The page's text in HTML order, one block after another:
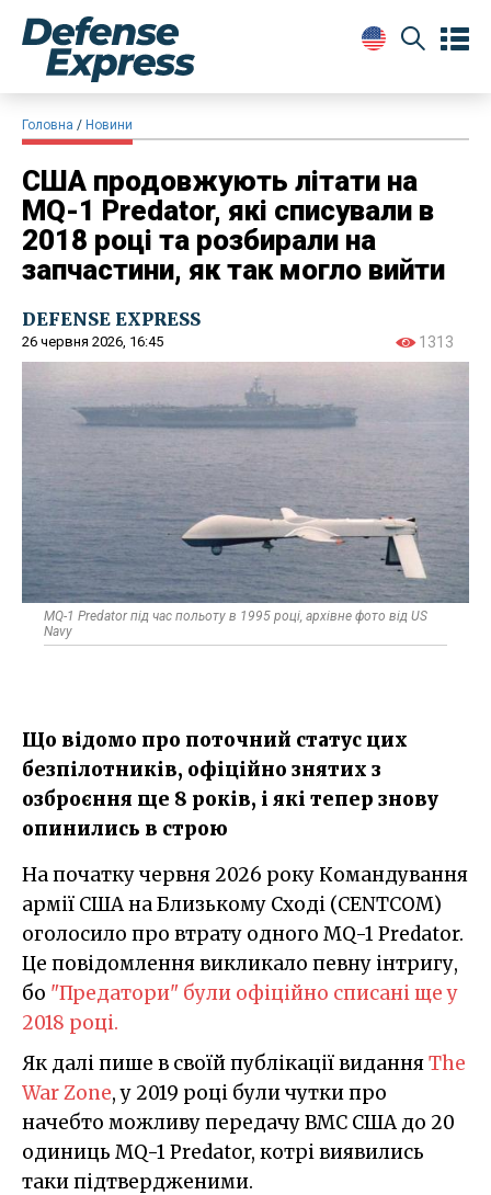
Головна Новини
США продовжують літати на
MQ-1 Predator, які списували в
2018 році та розбирали на
запчастини, як так могло вийти
DEFENSE EXPRESS
26 червня 2026, 16:45 1313
MQ-1 Predator під час польоту в 1995 році, архівне фото від US
Navy
Що відомо про поточний статус цих
безпілотників, офіційно знятих з
озброєння ще 8 років, і які тепер знову
опинились в строю
На початку червня 2026 року Командування
армії США на Близькому Сході (CENTCOM)
оголосило про втрату одного MQ-1 Predator.
Це повідомлення викликало певну інтригу,
бо "Предатори" були офіційно списані ще у
2018 році.
Як далі пише в своїй публікації виданняThe
War Zone, у 2019 році були чутки про
начебто можливу передачу ВМС США до 20
одиниць MQ-1 Predator, котрі виявились
таки підтвердженими.